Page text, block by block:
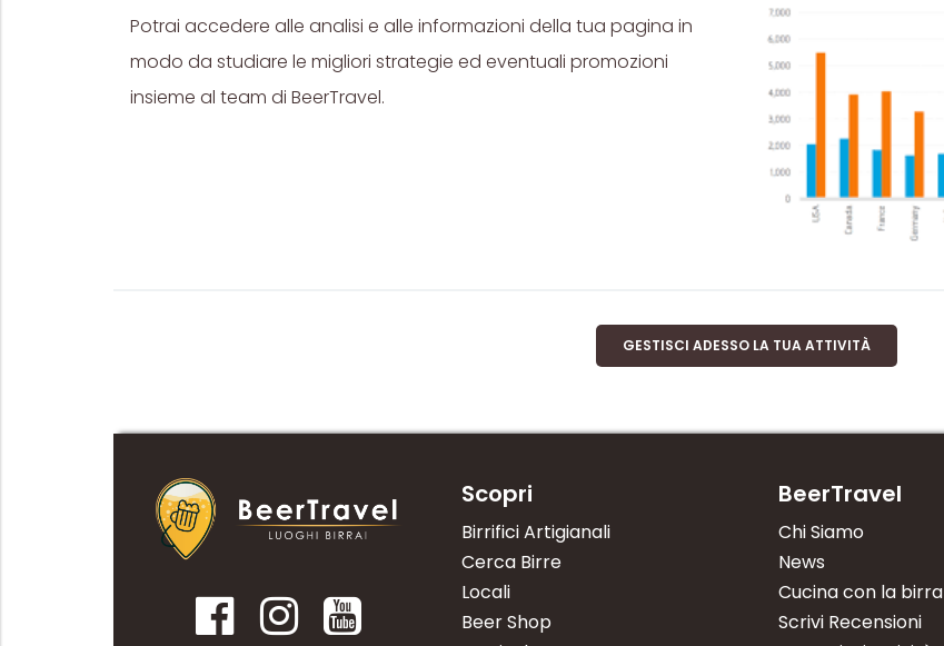
Potrai accedere alle analisi e alle informazioni della tua pagina in
modo da studiare le migliori strategie ed eventuali promozioni
insieme al team di BeerTravel.
GESTISCI ADESSO LA TUA ATTIVITÀ
Scopri
Birrifici Artigianali
Cerca Birre
Locali
Beer Shop
BeerTravel
Chi Siamo
News
Cucina con la birra
Scrivi Recensioni